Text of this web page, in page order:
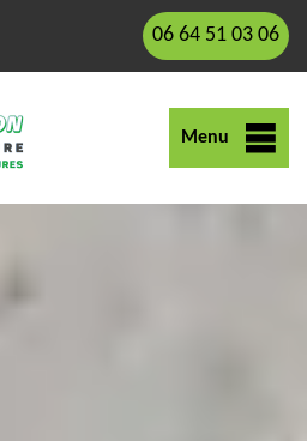
06 64 51 03 06
Menu